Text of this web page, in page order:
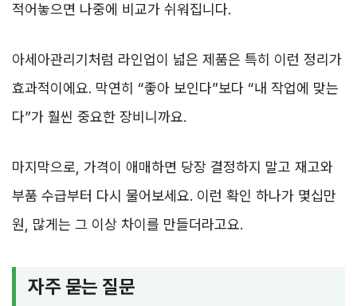
적어놓으면 나중에 비교가 쉬워집니다.
아세아관리기처럼 라인업이 넓은 제품은 특히 이런 정리가
효과적이에요. 막연히 “좋아 보인다”보다 “내 작업에 맞는
다”가 훨씬 중요한 장비니까요.
마지막으로, 가격이 애매하면 당장 결정하지 말고 재고와
부품 수급부터 다시 물어보세요. 이런 확인 하나가 몇십만
원, 많게는 그 이상 차이를 만들더라고요.
자주 묻는 질문